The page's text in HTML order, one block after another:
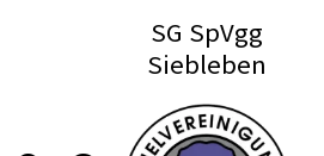
SG SpVgg
Siebleben